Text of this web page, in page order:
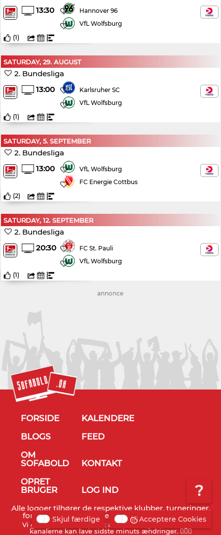
?
13:30
Hannover 96
VfL Wolfsburg
(1)
SATURDAY, 29. AUGUST
2. Bundesliga
13:00
Karlsruher SC
VfL Wolfsburg
(1)
SATURDAY, 5. SEPTEMBER
2. Bundesliga
13:00
VfL Wolfsburg
FC Energie Cottbus
(2)
SATURDAY, 12. SEPTEMBER
2. Bundesliga
20:30
FC St. Pauli
VfL Wolfsburg
(1)
annonce
FORSIDE
KALENDERE
BLOGS
FEED
OM
SOFABOLD
KONTAKT
OPRET
BRUGER
LOG IND
Alle logoer tilhører de respektive klubber, turneringer,
forbund og TV stationer - © Sofabold 2011-2026
Vi gør opmærksom på, at alt info er vejledende og TV
kanalerne kan lave sidste minuts ændringer. 🤷🏻‍♂️
Skjul færdige Acceptere Cookies